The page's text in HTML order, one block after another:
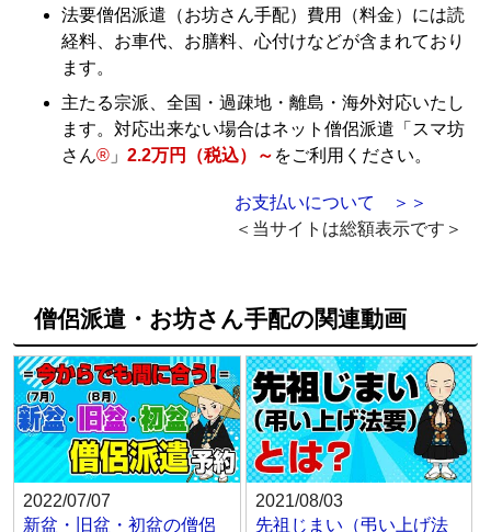
法要僧侶派遣（お坊さん手配）費用（料金）には読
経料、お車代、お膳料、心付けなどが含まれており
ます。
主たる宗派、全国・過疎地・離島・海外対応いたし
ます。対応出来ない場合はネット僧侶派遣「スマ坊
さん® 」2.2万円（税込）～ をご利用ください。
お支払いについて ＞＞
＜当サイトは総額表示です＞
僧侶派遣・お坊さん手配の関連動画
2022/07/07
新盆・旧盆・初盆の僧侶
2021/08/03
先祖じまい（弔い上げ法